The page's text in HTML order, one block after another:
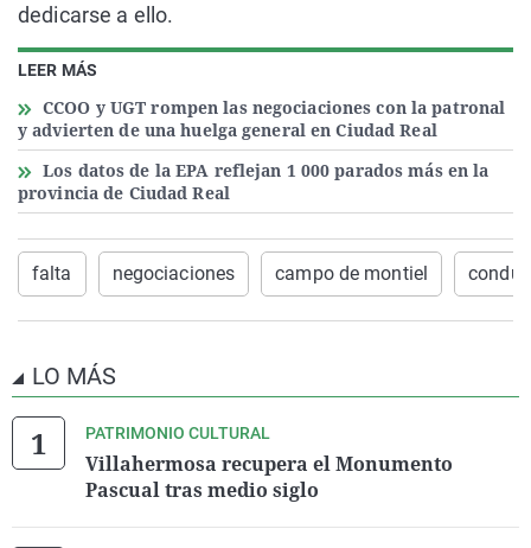
LEER MÁS
CCOO y UGT rompen las negociaciones con la patronal
y advierten de una huelga general en Ciudad Real
Los datos de la EPA reflejan 1 000 parados más en la
provincia de Ciudad Real
dedicarse a ello.
falta negociaciones campo de montiel
LO MÁS
PATRIMONIO CULTURAL
Villahermosa recupera el Monumento
Pascual tras medio siglo